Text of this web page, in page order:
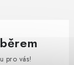
pro vás!